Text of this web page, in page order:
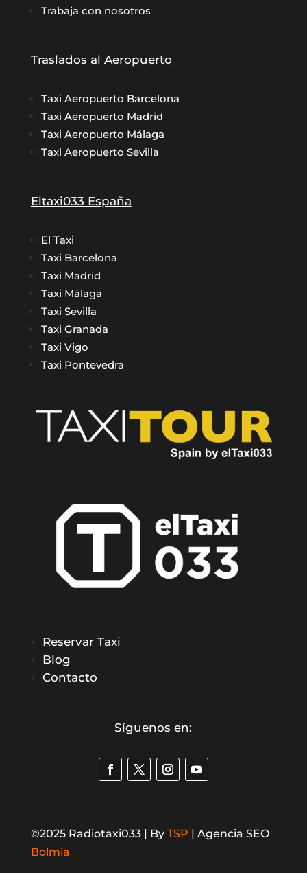
Trabaja con nosotros
Traslados al Aeropuerto
Taxi Aeropuerto Barcelona
Taxi Aeropuerto Madrid
Taxi Aeropuerto Málaga
Taxi Aeropuerto Sevilla
Eltaxi033 España
El Taxi
Taxi Barcelona
Taxi Madrid
Taxi Málaga
Taxi Sevilla
Taxi Granada
Taxi Vigo
Taxi Pontevedra
Reservar Taxi
Blog
Contacto
Síguenos en:
©2025 Radiotaxi033 | By TSP | Agencia SEO
Bolmia